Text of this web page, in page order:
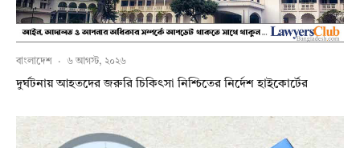
বাংলাদেশ · ৬ আগস্ট, ২০২৬
দুর্ঘটনায় আহতদের জরুরি চিকিৎসা নিশ্চিতের নির্দেশ হাইকোর্টের